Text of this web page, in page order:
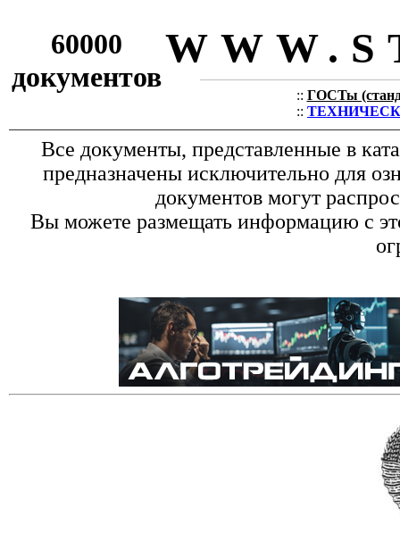
60000
документов
:: ГОСТы
::
Все документы, представленные в
предназначены исключительно для
документов могут
Вы можете размещать информацию с